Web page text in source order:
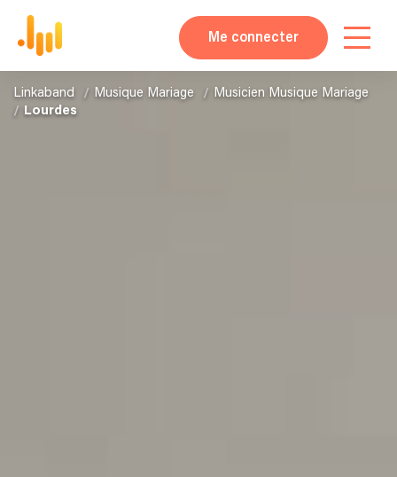
Me connecter
Linkaband Musique Mariage
Musicien Musique Mariage
Lourdes